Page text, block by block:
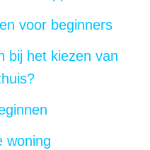
voor beginners
bij het kiezen van
woning